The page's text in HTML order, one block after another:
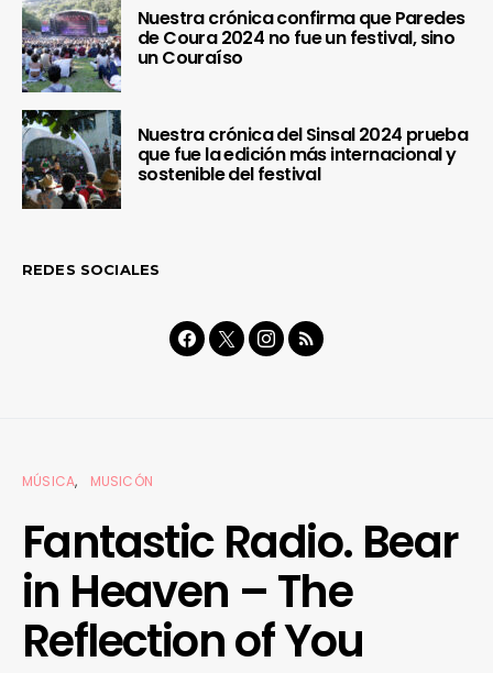
Nuestra crónica confirma que Paredes
de Coura 2024 no fue un festival, sino
un Couraíso
Nuestra crónica del Sinsal 2024 prueba
que fue la edición más internacional y
sostenible del festival
REDES SOCIALES
MÚSICA MUSICÓN
Fantastic Radio. Bear
in Heaven – The
Reflection of You